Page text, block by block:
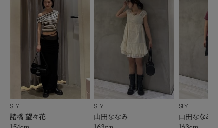
SLY
諸橋 望々花
SLY
山田ななみ
SLY
山田ななみ